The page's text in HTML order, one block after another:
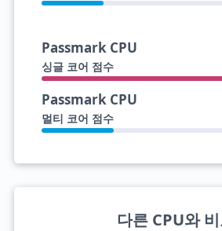
Passmark CPU
싱글 코어 점수
Passmark CPU
멀티 코어 점수
다른 CPU와